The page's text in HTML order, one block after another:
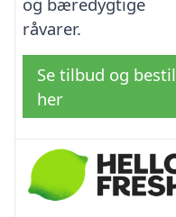
råvarer.
Se tilbud og bestil
her